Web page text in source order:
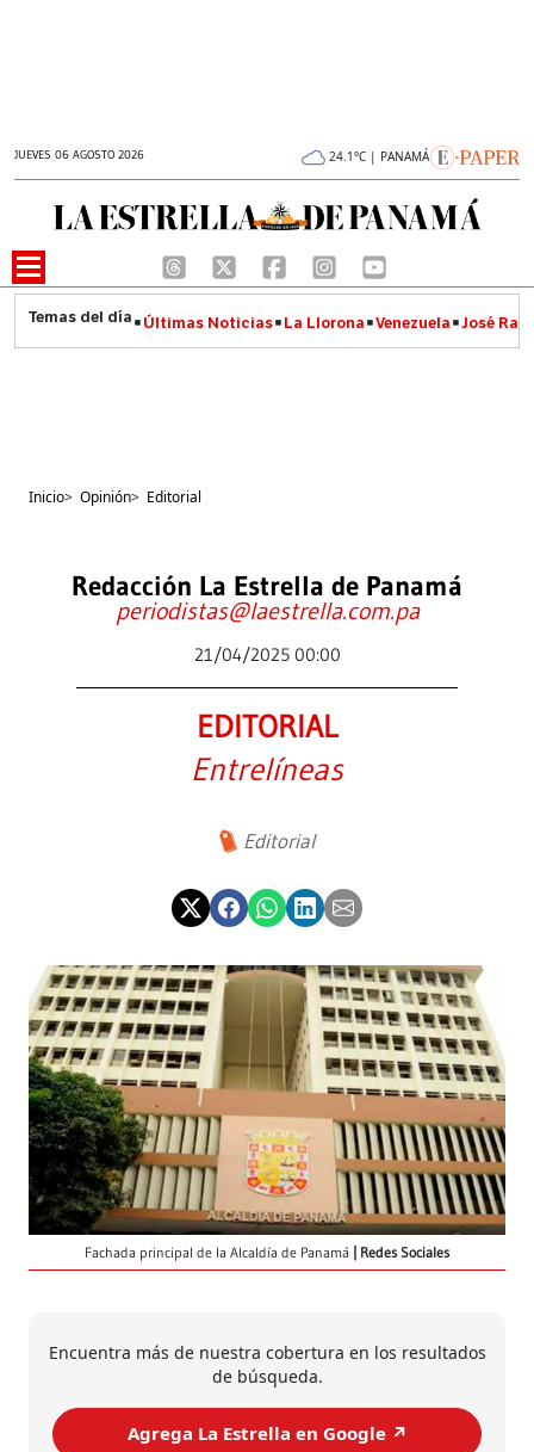
JUEVES 06 AGOSTO 2026 24.1°C | PANAMÁ
Últimas Noticias La Llorona Venezuela José
Inicio> Opinión> Editorial
Redacción La Estrella de Panamá
periodistas@laestrella.com.pa
21/04/2025 00:00
EDITORIAL
Entrelíneas
Editorial
Fachada principal de la Alcaldía de Panamá Redes Sociales
Encuentra más de nuestra cobertura en los resultados
de búsqueda.
Agrega La Estrella en Google ↗️